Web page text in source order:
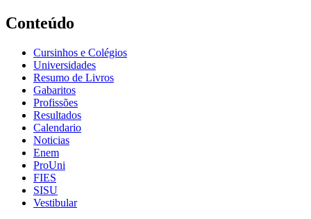
Conteúdo
Cursinhos e Colégios
Universidades
Resumo de Livros
Gabaritos
Profissões
Resultados
Calendario
Noticias
Enem
ProUni
FIES
SISU
Vestibular